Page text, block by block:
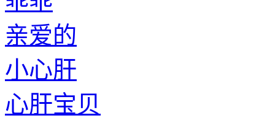
亲爱的
小心肝
心肝宝贝